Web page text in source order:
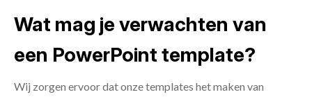
Wat mag je verwachten van
een PowerPoint template?
Wij zorgen ervoor dat onze templates het maken van